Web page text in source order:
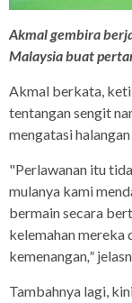
Akmal gembira
Malaysia buat
Akmal berkata,
tentangan sengit
mengatasi
"Perlawanan itu
mulanya kami
bermain secara
kelemahan mereka
kemenangan,"
Tambahnya lagi,